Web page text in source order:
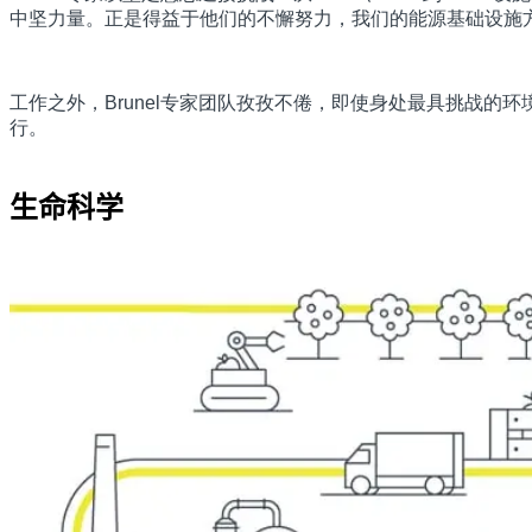
中坚力量。正是得益于他们的不懈努力，我们的能源基础设
工作之外，Brunel专家团队孜孜不倦，即使身处最具挑战的
行。
生命科学